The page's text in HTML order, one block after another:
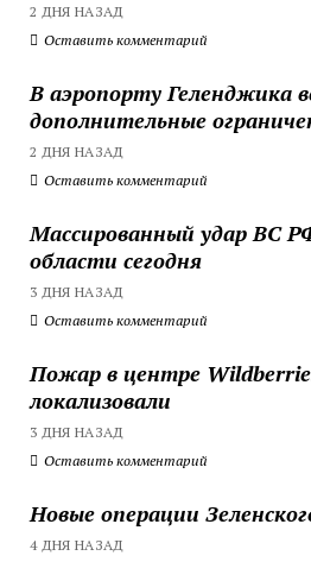
2 ДНЯ НАЗАД
Оставить комментарий
В аэропорту Геленджика
дополнительные
2 ДНЯ НАЗАД
Оставить комментарий
Массированный удар ВС
области сегодня
3 ДНЯ НАЗАД
Оставить комментарий
Пожар в центре
локализовали
3 ДНЯ НАЗАД
Оставить комментарий
Новые операции
4 ДНЯ НАЗАД